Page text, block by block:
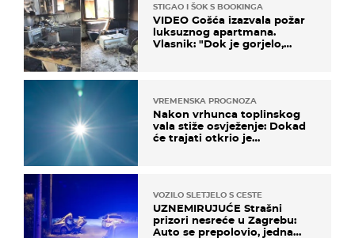
STIGAO I ŠOK S BOOKINGA
VIDEO Gošća izazvala požar
luksuznog apartmana.
Vlasnik: "Dok je gorjelo,
VREMENSKA PROGNOZA
Nakon vrhunca toplinskog
vala stiže osvježenje: Dokad
će trajati otkrio je
VOZILO SLETJELO S CESTE
UZNEMIRUJUĆE Strašni
prizori nesreće u Zagrebu:
Auto se prepolovio, jedna